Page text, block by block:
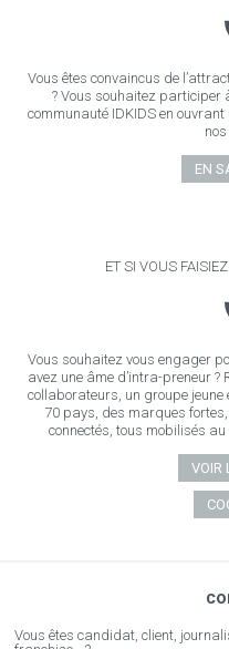
Vous êtes convaincus de
? Vous souhaitez participer
communauté IDKIDS en ouvrant
EN
ET SI VOUS
Vous souhaitez vous engager
avez une âme d’intra-preneur ?
collaborateurs, un groupe
70 pays, des marques
connectés, tous mobilisés au
VOIR
Vous êtes candidat, client,